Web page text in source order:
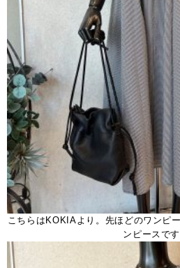
こちらはKOKIAより。先ほどのワンピ
ンピースで